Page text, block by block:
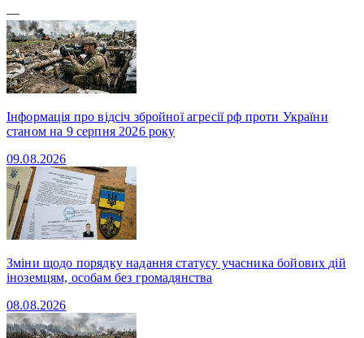
—
Інформація про відсіч збройної агресії рф проти України
станом на 9 серпня 2026 року
09.08.2026
Зміни щодо порядку надання статусу учасника бойових дій
іноземцям, особам без громадянства
08.08.2026